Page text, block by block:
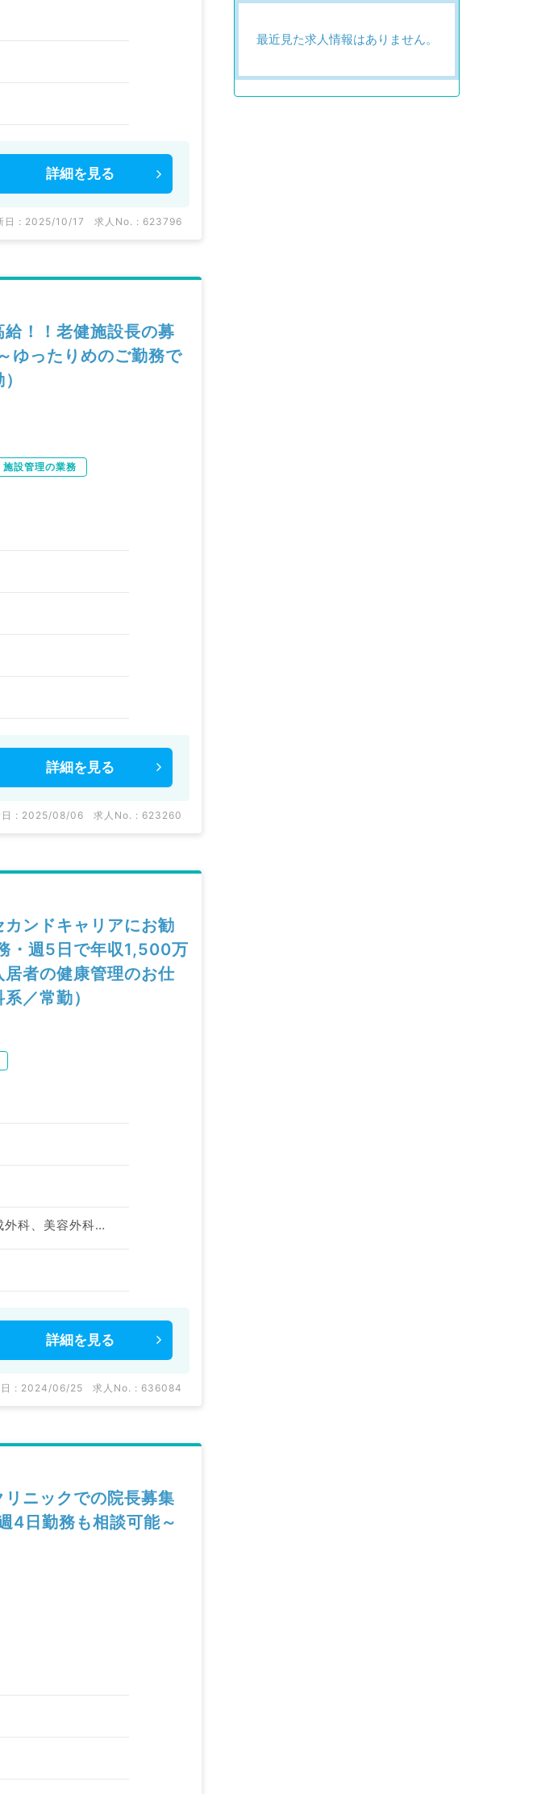
詳細を 見る
日 : 2025/10/17 求人No. : 623796
給！！老健施設長の募
ったりめのご勤務で
施設管理の業務
詳細を 見る
日 : 2025/08/06 求人No. : 623260
カンドキャリアにお勧
・週5日で年収1,500万
者の健康管理のお仕
／常勤）
神経内科、精神科、神経科、小児科、整形外科、形成外科、美容外科、脳神経外科、呼吸器外科、心臓血管外科、小児外科、皮膚科、泌尿器科、産婦人科、産科、婦人科、耳鼻咽喉科、放射線科、人工透析科、一般内科、循環器内科、呼吸器内科、消化器内科、内分泌・代謝内科、腎臓内科、老年内科、血液内科、外科系全般、一般外科、消化器外科、乳腺外科、総合診療科、膠原病科、スポーツ整形外科、大腸・肛門外科
詳細を 見る
日 : 2024/06/25 求人No. : 636084
リニックでの院長募集
日勤務も相談可能～
最近見た求人情報はありません。